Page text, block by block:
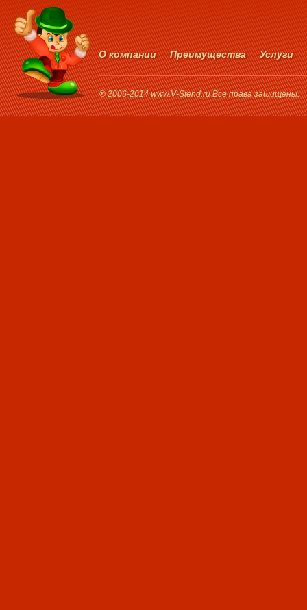
О компании Преимущества Услуги
® 2006-2014 www.V-Stend.ru Все права защищены.